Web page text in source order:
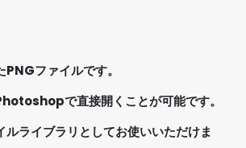
ファイルです。
で直接開くことが可能です。
ルライブラリとしてお使いいただけま